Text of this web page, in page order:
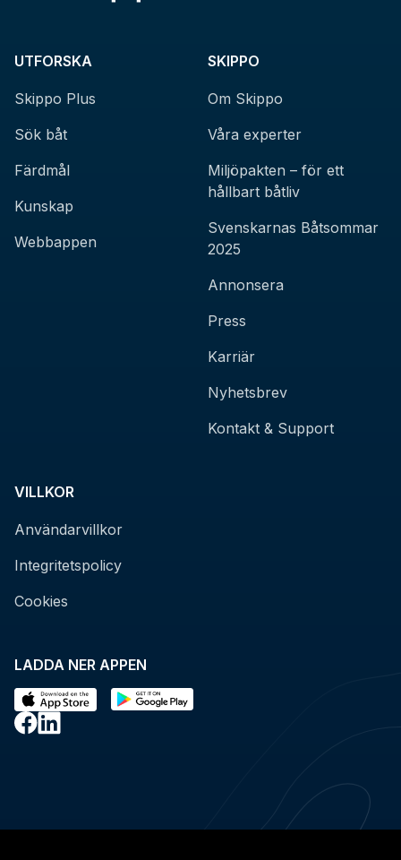
LADDA NER APPEN
UTFORSKA
Skippo Plus
Sök båt
Färdmål
Kunskap
Webbappen
SKIPPO
Om Skippo
Våra experter
Miljöpakten – för ett
hållbart båtliv
Svenskarnas Båtsommar
2025
Annonsera
Press
Karriär
Nyhetsbrev
Kontakt & Support
VILLKOR
Användarvillkor
Integritetspolicy
Cookies